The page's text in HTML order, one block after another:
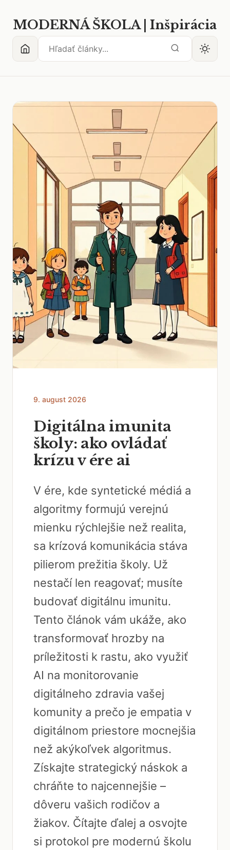
MODERNÁ ŠKOLA | Inšpirácia
9. august 2026
Digitálna imunita
školy: ako ovládať
krízu v ére ai
V ére, kde syntetické médiá a
algoritmy formujú verejnú
mienku rýchlejšie než realita,
sa krízová komunikácia stáva
pilierom prežitia školy. Už
nestačí len reagovať; musíte
budovať digitálnu imunitu.
Tento článok vám ukáže, ako
transformovať hrozby na
príležitosti k rastu, ako využiť
AI na monitorovanie
digitálneho zdravia vašej
komunity a prečo je empatia v
digitálnom priestore mocnejšia
než akýkoľvek algoritmus.
Získajte strategický náskok a
chráňte to najcennejšie –
dôveru vašich rodičov a
žiakov. Čítajte ďalej a osvojte
si protokol pre modernú školu